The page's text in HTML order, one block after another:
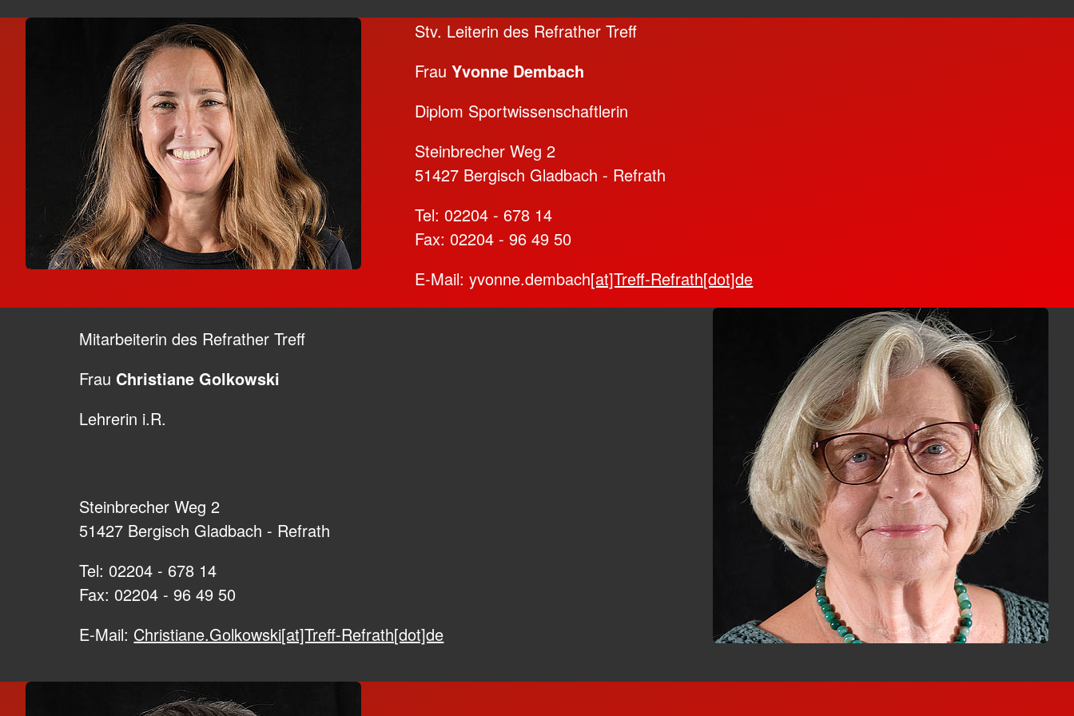
Stv. Leiterin des Refrather Treff
FrauYvonne Dembach
Diplom Sportwissenschaftlerin
Steinbrecher Weg 2
51427 Bergisch Gladbach - Refrath
Tel: 02204 - 678 14
Fax: 02204 - 96 49 50
E-Mail: yvonne.dembach[at]Treff-Refrath[dot]de
Mitarbeiterin des Refrather Treff
Frau Christiane Golkowski
Lehrerin i.R.
Steinbrecher Weg 2
51427 Bergisch Gladbach - Refrath
Tel: 02204 - 678 14
Fax: 02204 - 96 49 50
E-Mail: Christiane.Golkowski[at]Treff-Refrath[dot]de